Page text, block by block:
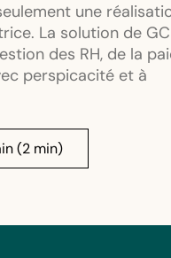
une
La solution de
des RH, de la
perspicacité et à
(2 min)